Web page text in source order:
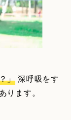
」 深呼吸をす
ります。